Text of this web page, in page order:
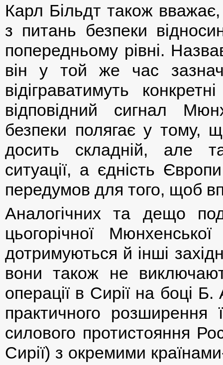
Карл Більдт також вважає,
з питань безпеки
попередньому рівні.
він у той же час
відіграватимуть
відповідний сигнал
безпеки полягає у
досить складній, але
ситуації, а єдність
передумов для того, щоб
Аналогічних та дещо
цьогорічної
дотримуються й інші
вони також не
операції в Сирії на боці
практичного розширення
силового протистояння
Сирії) з окремими